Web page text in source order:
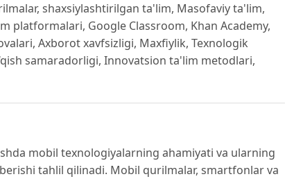
shaxsiylashtirilgan ta'lim, Masofaviy ta'lim,
platformalari, Google Classroom, Khan Academy,
Axborot xavfsizligi, Maxfiylik, Texnologik
samaradorligi, Innovatsion ta'lim metodlari,
mobil texnologiyalarning ahamiyati va ularning
tahlil qilinadi. Mobil qurilmalar, smartfonlar va